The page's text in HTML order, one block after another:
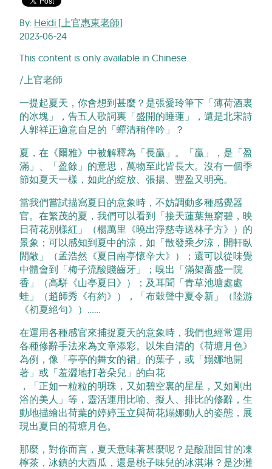
By: Heidi [上官惠東老師]
2023-06-24
This content is only available in Chinese.
/上官老師
一提起夏天，你會想到甚麼？是張愛玲筆下「薄荷酒裏
的冰塊」，告五人歌詞裏「盛開的睡蓮」，還是北宋詩
人郭祥正適意自足的「蟬清稍伴吟」？
夏，在《爾雅》中被解釋為「長贏」。「贏」，是「盈
滿」、「盈餘」的意思，萬物至此皆長大。沒有一個季
節如夏天一樣，如此的綻放、張揚、豐盈又明亮。
當我們嘗試描寫夏日的意象時，不妨調動多種感覺器
官。在繁茂的夏，我們可以看到「接天蓮葉無窮碧，映
日荷花別樣紅」（楊萬里《曉出淨慈寺送林子方》）的
景象；可以感知到夏中的涼，如「散發乘夕涼，開軒臥
閒敞」（孟浩然《夏日南亭懷辛大》）；還可以從味覺
中體會到「梅子流酸賤齒牙」；嗅出「滿架薔盛一院
香」（高駢《山亭夏日》）；及耳聞「青草池塘處處
蛙」（趙師秀《有約》），「布穀聲中夏令新」（陸游
《初夏絕句》）……
在運用各種感官來捕捉夏天的意象時，我們也經常運用
各種修辭手法來為文章添彩。以朱自清的《荷塘月色》
為例，像「亭亭的舞女的裙」的葉子，或「嫋娜地開
著」或「羞澀地打著朵兒」的白花
，「正如一粒粒的明珠，又如碧空裏的星星，又如剛出
浴的美人」等，靈活運用比喻、擬人、排比的修辭，生
動地描繪出荷葉的婷婷玉立與荷花嫋娜動人的姿態，展
現出夏日的荷塘月色。
那麼，對你而言，夏天意味著甚麼呢？是酸甜回甘的凍
檸茶，冰鎮的大西瓜，還是桃子味兒的冰淇淋？是沙灘